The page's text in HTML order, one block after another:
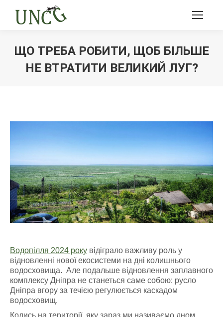
ЩО ТРЕБА РОБИТИ, ЩОБ БІЛЬШЕ
НЕ ВТРАТИТИ ВЕЛИКИЙ ЛУГ?
Водопілля 2024 року відіграло важливу роль у
відновленні нової екосистеми на дні колишнього
водосховища. Але подальше відновлення заплавного
комплексу Дніпра не станеться саме собою: русло
Дніпра вгору за течією регулюється каскадом
водосховищ.
Колись на території, яку зараз ми називаємо дном